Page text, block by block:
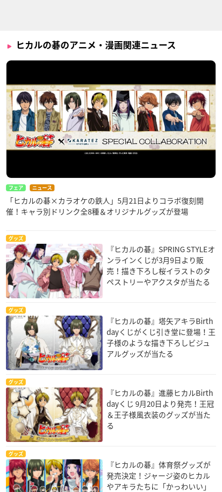
ヒカルの碁のアニメ・漫画関連ニュース
フェア ニュース
「ヒカルの碁×カラオケの鉄人」5月21日よりコラボ復刻開
催！キャラ別ドリンク全8種＆オリジナルグッズが登場
グッズ
『ヒカルの碁』SPRING STYLEオ
ンラインくじが3月9日より販
売！描き下ろし桜イラストのタ
ペストリーやアクスタが当たる
グッズ
『ヒカルの碁』塔矢アキラBirth
dayくじがくじ引き堂に登場！王
子様のような描き下ろしビジュ
アルグッズが当たる
グッズ
『ヒカルの碁』進藤ヒカルBirth
dayくじ 9月20日より発売！王冠
＆王子様風衣装のグッズが当た
る
グッズ
『ヒカルの碁』体育祭グッズが
発売決定！ジャージ姿のヒカル
やアキラたちに「かっわいい」